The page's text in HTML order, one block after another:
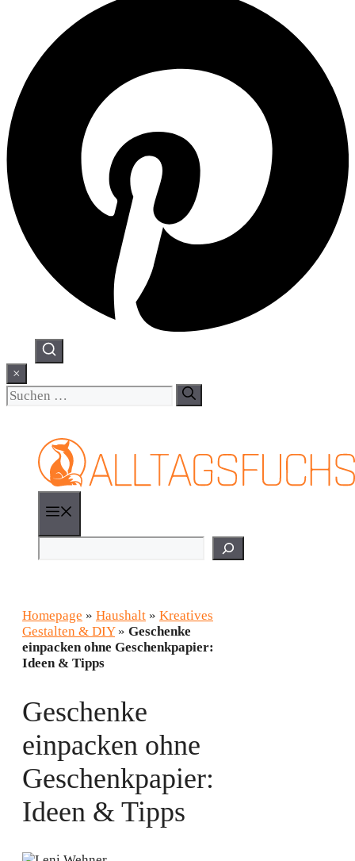
×
Suchen
nach:
Homepage » Haushalt » Kreatives
Gestalten & DIY» Geschenke
einpacken ohne Geschenkpapier:
Ideen & Tipps
Geschenke
einpacken ohne
Geschenkpapier:
Ideen & Tipps